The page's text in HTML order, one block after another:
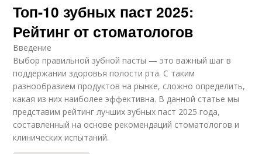
Топ-10 зубных паст 2025:
Рейтинг от стоматологов
Введение
Выбор правильной зубной пасты — это важный шаг в
поддержании здоровья полости рта. С таким
разнообразием продуктов на рынке, сложно определить,
какая из них наиболее эффективна. В данной статье мы
представим рейтинг лучших зубных паст 2025 года,
составленный на основе рекомендаций стоматологов и
клинических испытаний.